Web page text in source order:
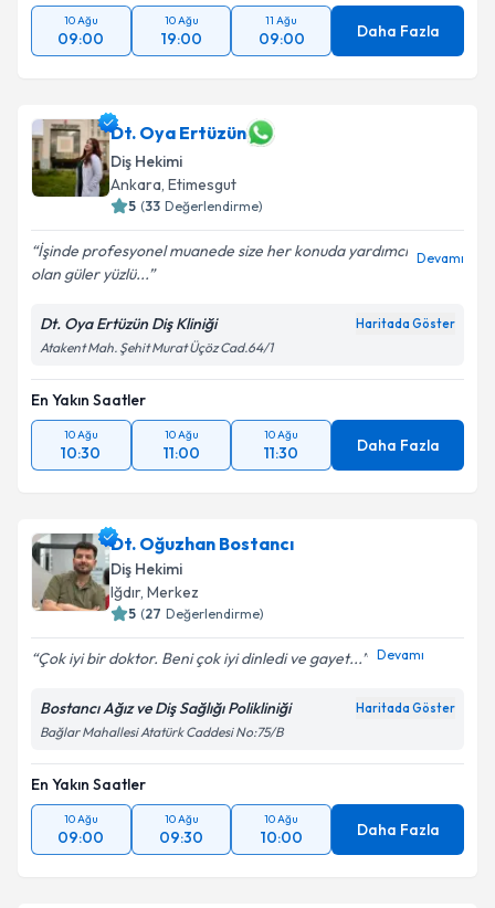
10 Ağu
09:00
10 Ağu
19:00
11 Ağu
09:00 Daha Fazla
Dt. Oya Ertüzün
Diş Hekimi
Ankara, Etimesgut
5 (33 Değerlendirme)
İşinde profesyonel muanede size her konuda yardımcı
olan güler yüzlü...
Devamı
Dt. Oya Ertüzün Diş Kliniği Haritada Göster
Atakent Mah. Şehit Murat Üçöz Cad.64/1
En Yakın Saatler
10 Ağu
10:30
10 Ağu
11:00
10 Ağu
11:30 Daha Fazla
Dt. Oğuzhan Bostancı
Diş Hekimi
Iğdır, Merkez
5 (27 Değerlendirme)
Çok iyi bir doktor. Beni çok iyi dinledi ve gayet... Devamı
Bostancı Ağız ve Diş Sağlığı Polikliniği Haritada Göster
Bağlar Mahallesi Atatürk Caddesi No:75/B
En Yakın Saatler
10 Ağu
09:00
10 Ağu
09:30
10 Ağu
10:00 Daha Fazla